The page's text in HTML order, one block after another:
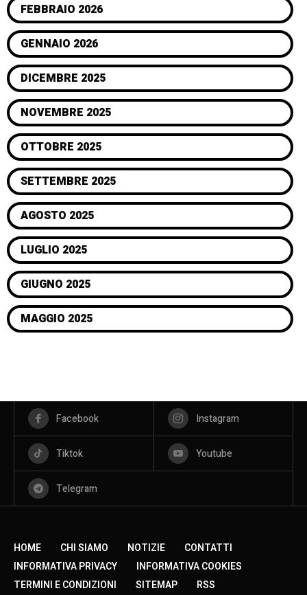
FEBBRAIO 2026
GENNAIO 2026
DICEMBRE 2025
NOVEMBRE 2025
OTTOBRE 2025
SETTEMBRE 2025
AGOSTO 2025
LUGLIO 2025
GIUGNO 2025
MAGGIO 2025
Facebook Instagram
Tiktok Youtube
Telegram
HOME CHI SIAMO NOTIZIE
CONTATTI
INFORMATIVA PRIVACY
INFORMATIVA COOKIES
TERMINI E CONDIZIONI
SITEMAP RSS